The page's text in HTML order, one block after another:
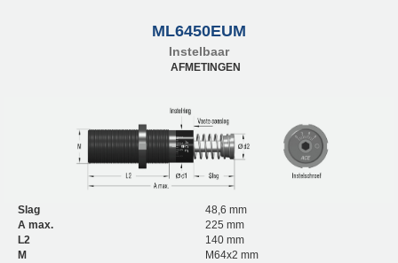
ML6450EUM
Instelbaar
AFMETINGEN
Slag
48,6 mm
A max.
225 mm
L2
140 mm
M
M64x2 mm